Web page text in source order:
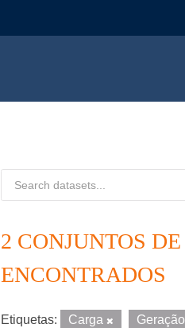
2 CONJUNTOS
ENCONTRADOS
Etiquetas: Carga Geração